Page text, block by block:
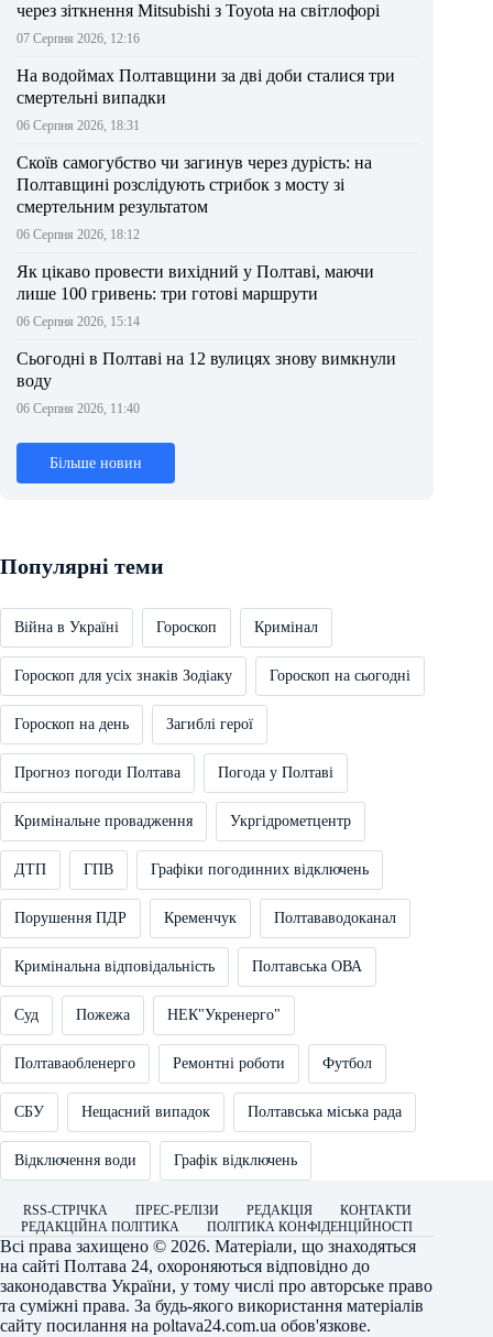
через зіткнення Mitsubishi з Toyota на світлофорі
07 Серпня 2026, 12:16
На водоймах Полтавщини за дві доби сталися три
смертельні випадки
06 Серпня 2026, 18:31
Скоїв самогубство чи загинув через дурість: на
Полтавщині розслідують стрибок з мосту зі
смертельним результатом
06 Серпня 2026, 18:12
Як цікаво провести вихідний у Полтаві, маючи
лише 100 гривень: три готові маршрути
06 Серпня 2026, 15:14
Сьогодні в Полтаві на 12 вулицях знову вимкнули
воду
06 Серпня 2026, 11:40
Більше новин
Популярні теми
Війна в Україні Гороскоп Кримінал
Гороскоп для усіх знаків Зодіаку Гороскоп на сьогодні
Гороскоп на день Загиблі герої
Прогноз погоди Полтава Погода у Полтаві
Кримінальне провадження Укргідрометцентр
ДТП ГПВ Графіки погодинних відключень
Порушення ПДР Кременчук Полтававодоканал
Кримінальна відповідальність Полтавська ОВА
Суд Пожежа НЕК"Укренерго"
Полтаваобленерго Ремонтні роботи Футбол
СБУ Нещасний випадок Полтавська міська рада
Відключення води Графік відключень
RSS-СТРІЧКА ПРЕС-РЕЛІЗИ РЕДАКЦІЯ
КОНТАКТИ
РЕДАКЦІЙНА ПОЛІТИКА
ПОЛІТИКА КОНФІДЕНЦІЙНОСТІ
Всі права захищено © 2026. Матеріали, що знаходяться
на сайті Полтава 24, охороняються відповідно до
законодавства України, у тому числі про авторське право
та суміжні права. За будь-якого використання матеріалів
сайту посилання на poltava24.com.ua обов'язкове.